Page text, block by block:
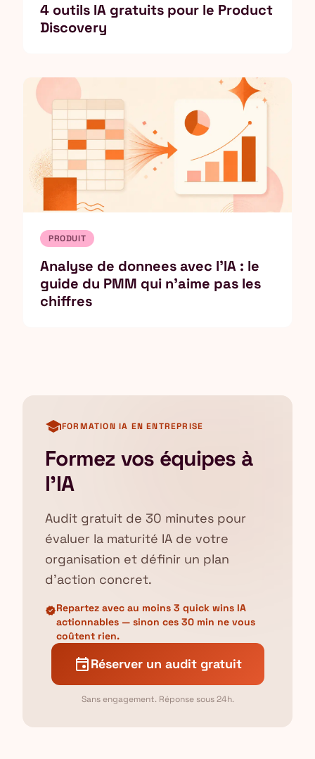
4 outils IA gratuits pour le Product
Discovery
PRODUIT
Analyse de donnees avec l'IA : le
guide du PMM qui n'aime pas les
chiffres
schoolFORMATION IA EN ENTREPRISE
Formez vos équipes à
l'IA
Audit gratuit de 30 minutes pour
évaluer la maturité IA de votre
organisation et définir un plan
d'action concret.
verifiedRepartez avec au moins 3 quick wins IA
actionnables — sinon ces 30 min ne vous
coûtent rien.
eventRéserver un audit gratuit
Sans engagement. Réponse sous 24h.